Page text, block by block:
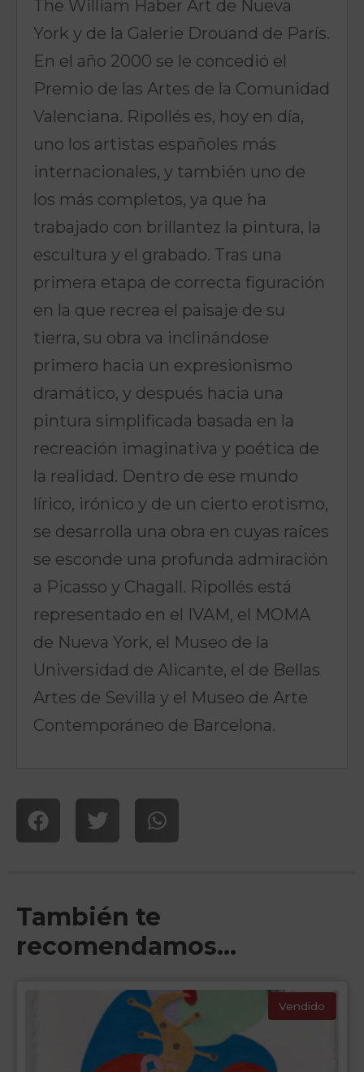
The William Haber Art de Nueva
York y de la Galerie Drouand de París.
En el año 2000 se le concedió el
Premio de las Artes de la Comunidad
Valenciana. Ripollés es, hoy en día,
uno los artistas españoles más
internacionales, y también uno de
los más completos, ya que ha
trabajado con brillantez la pintura, la
escultura y el grabado. Tras una
primera etapa de correcta figuración
en la que recrea el paisaje de su
tierra, su obra va inclinándose
primero hacia un expresionismo
dramático, y después hacia una
pintura simplificada basada en la
recreación imaginativa y poética de
la realidad. Dentro de ese mundo
lírico, irónico y de un cierto erotismo,
se desarrolla una obra en cuyas raíces
se esconde una profunda admiración
a Picasso y Chagall. Ripollés está
representado en el IVAM, el MOMA
de Nueva York, el Museo de la
Universidad de Alicante, el de Bellas
Artes de Sevilla y el Museo de Arte
Contemporáneo de Barcelona.
También te
recomendamos…
Vendido